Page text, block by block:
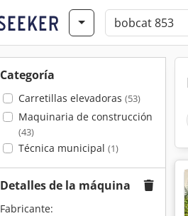
Categoría
Carretillas elevadoras (53)
Maquinaria de construcción
(43)
Técnica municipal (1)
Detalles de la máquina
Fabricante: